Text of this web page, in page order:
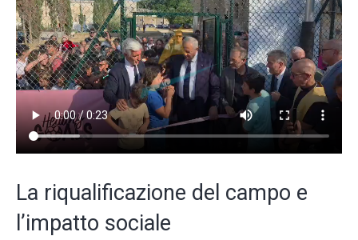
La riqualificazione del campo e
l’impatto sociale